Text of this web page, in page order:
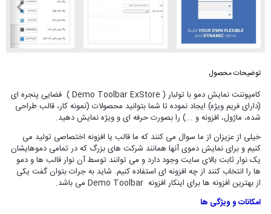
توضیحات محصول
کامپوننت نمایش دمو با تولبار ( Demo Toolbar ExStore ) فضایی پنجره ای
(دارای فریم ویژه) ایجاد نموده تا شما بتوانید محصولات (نمونه کار، قالب طراحی
شده، ماژول، افزونه و ...) را بصورت حرفه ای و ویژه نمایش دهید.
خیلی از عزیزان از ما سوال می کنند که ما قالب یا افزونه اختصاصی تولید می
کنیم و برای نمایش دموی آنها همانند شرکت های بزرگ که در تمامی دموهایشان
یک نوار ثابت بالای سایت وجود دارد و می توانند توسط آن نوار قالب ها و دمو
ها را انتخاب کنند از چه افزونه ای استفاده کنیم. شاید به جرات بتوان گفت یکی
از بهترین افزونه ها برای اینکار افزونه Demo Toolbar می باشد.
امکانات و ویژگی ها